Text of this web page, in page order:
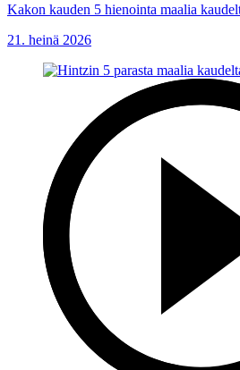
Kakon kauden 5 hienointa maalia
21. heinä 2026